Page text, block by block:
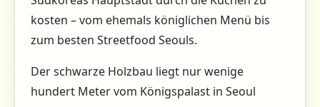
kosten – vom ehemals königlichen Menü bis
zum besten Streetfood Seouls.
Der schwarze Holzbau liegt nur wenige
hundert Meter vom Königspalast in Seoul